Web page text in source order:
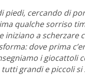
cercando di
qualche sorriso
iniziano a scherzare
dove prima
i giocattoli
grandi e piccoli